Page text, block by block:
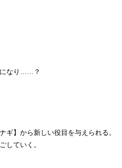
になり……？
ギ】から新しい役目を与えられる。
していく。